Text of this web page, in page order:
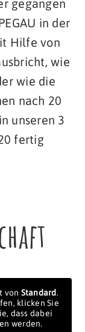
gegangen
in der
Hilfe von
wie
wie die
nach 20
unseren 3
fertig
von Standard.
klicken Sie
dass dabei
werden.